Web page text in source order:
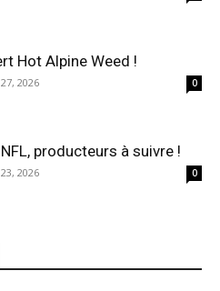
Hot Alpine Weed !
2026 0
producteurs à suivre !
2026 0